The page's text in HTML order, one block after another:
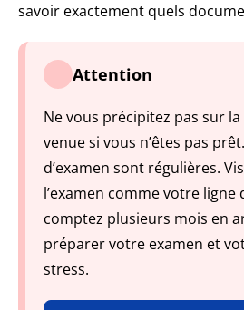
savoir exactement quels
Attention
Ne vous précipitez pas sur
venue si vous n’êtes pas
d’examen sont régulières.
l’examen comme votre ligne
comptez plusieurs mois en
préparer votre examen et
stress.